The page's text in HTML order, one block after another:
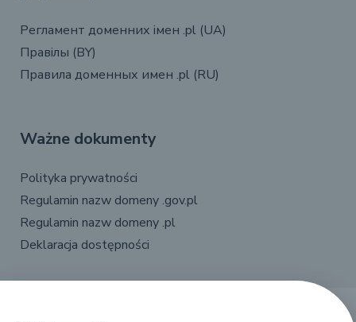
Регламент доменних імен .pl (UA)
Правілы (BY)
Правила доменных имен .pl (RU)
Ważne dokumenty
Polityka prywatności
Regulamin nazw domeny .gov.pl
Regulamin nazw domeny .pl
Deklaracja dostępności